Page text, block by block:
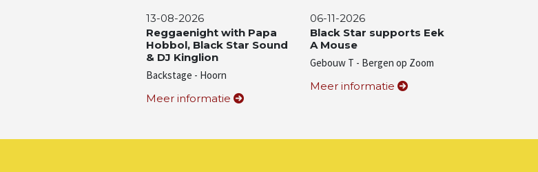
13-08-2026
Reggaenight with Papa
Hobbol, Black Star Sound
& DJ Kinglion
Backstage - Hoorn
Meer informatie
06-11-2026
Black Star supports Eek
A Mouse
Gebouw T - Bergen op Zoom
Meer informatie